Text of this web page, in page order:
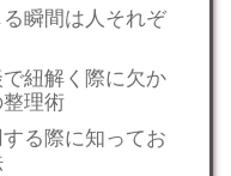
瞬間は人それぞ
紐解く際に欠か
理術
る際に知ってお